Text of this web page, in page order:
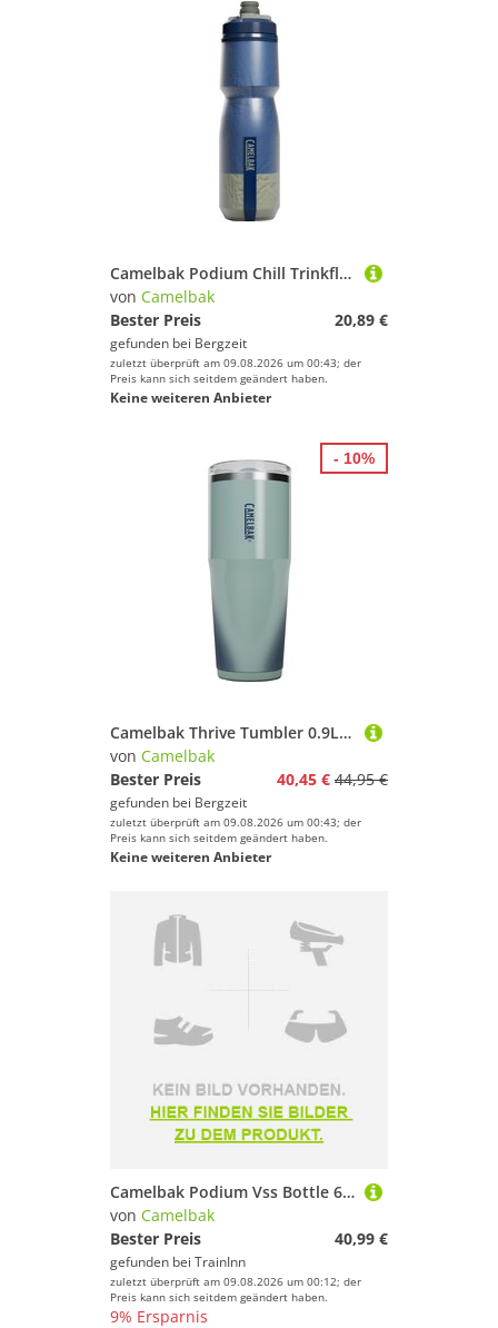
Camelbak Podium Chill Trinkflasche
von Camelbak
Bester Preis
20,89 €
gefunden bei Bergzeit
zuletzt überprüft am 09.08.2026 um 00:43; der
Preis kann sich seitdem geändert haben.
Keine weiteren Anbieter
Camelbak Thrive Tumbler 0.9L Isolierbecher
von Camelbak
Bester Preis
40,45 € 44,95 €
gefunden bei Bergzeit
zuletzt überprüft am 09.08.2026 um 00:43; der
Preis kann sich seitdem geändert haben.
Keine weiteren Anbieter
- 10%
Camelbak Podium Vss Bottle 650ml Blau
von Camelbak
Bester Preis
40,99 €
gefunden bei TrainInn
zuletzt überprüft am 09.08.2026 um 00:12; der
Preis kann sich seitdem geändert haben.
9% Ersparnis